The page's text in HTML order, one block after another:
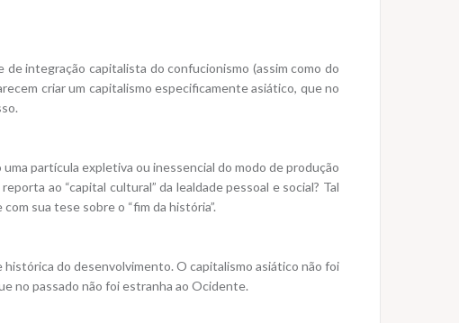
integração capitalista do confucionismo (assim como do
criar um capitalismo especificamente asiático, que no
partícula expletiva ou inessencial do modo de produção
ao “capital cultural” da lealdade pessoal e social? Tal
sua tese sobre o “fim da história”.
do desenvolvimento. O capitalismo asiático não foi
no passado não foi estranha ao Ocidente.